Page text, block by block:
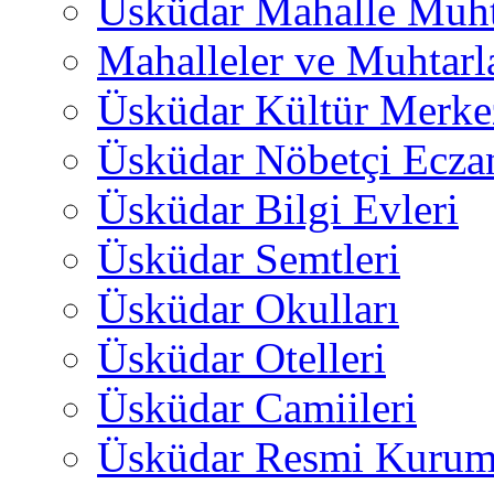
Üsküdar Mahalle
Mahalleler ve
Üsküdar Kültür
Üsküdar Nöbetçi
Üsküdar Bilgi Evleri
Üsküdar Semtleri
Üsküdar Okulları
Üsküdar Otelleri
Üsküdar Camiileri
Üsküdar Resmi